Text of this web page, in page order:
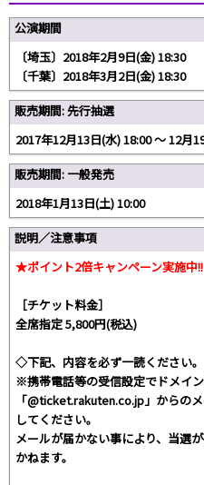
公演期間
〔埼玉〕2018年2月9日(金) 18:30
〔千葉〕2018年3月2日(金) 18:30
販売期間: 先行抽選
2017年12月13日(水) 18:00 〜 12
販売期間: 一般発売
2018年1月13日(土) 10:00
説明／注意事項
★ポイント2倍キャンペーン実施中!!
［チケット料金］
全席指定 5,800円(税込)
◇下記、内容を必ず一読ください。
※携帯電話等の受信設定でドメイ
「@ticket.rakuten.co.jp」からの
してください。
メールが届かない事により、当選
かねます。